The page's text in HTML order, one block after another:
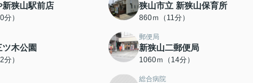
新狭山駅前店
）
狭山市立 新狭山保育所
860ｍ（11分）
木公園
）
郵便局
新狭山二郵便局
1060ｍ（14分）
総合病院